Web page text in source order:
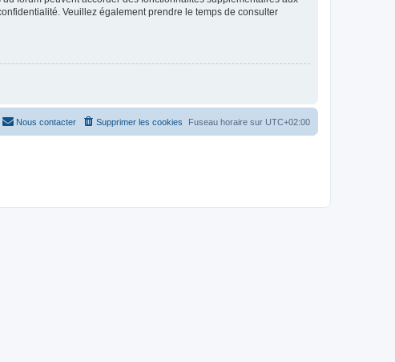
Veuillez également prendre le temps de consulter
Fuseau horaire sur UTC+02:00
Supprimer les cookies
Nous contacter